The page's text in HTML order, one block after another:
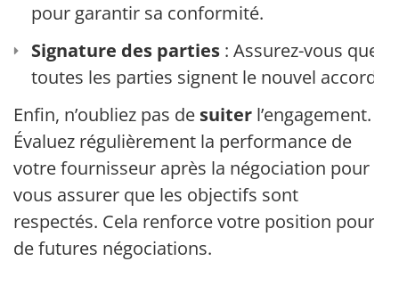
pour garantir sa conformité.
Signature des parties : Assurez-vous que
toutes les parties signent le nouvel accord.
Enfin, n’oubliez pas de suiter l’engagement.
Évaluez régulièrement la performance de
votre fournisseur après la négociation pour
vous assurer que les objectifs sont
respectés. Cela renforce votre position pour
de futures négociations.